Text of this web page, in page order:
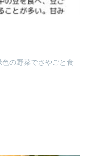
の野菜でさやごと食